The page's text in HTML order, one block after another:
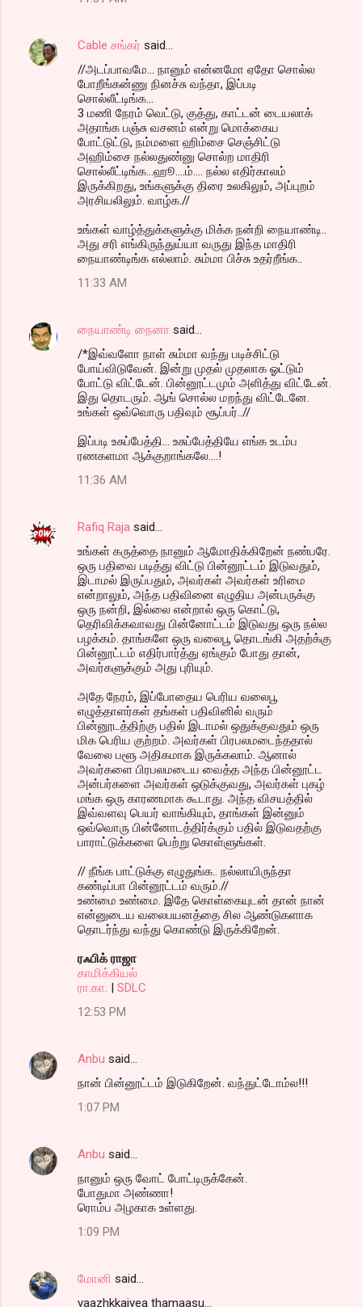
Cable சங்கர் said…
//அடப்பாவமே... நானும் என்னமோ ஏதோ சொல்ல
போறீங்கன்ணு நினச்சு வந்தா, இப்படி
சொல்லீட்டிங்க...
3 மணி நேரம் வெட்டு, குத்து, காட்டன் டையலாக்
அதாங்க பஞ்சு வசனம் என்று மொக்கைய
போட்டுட்டு, நம்மளை ஹிம்சை செஞ்சிட்டு
அஹிம்சை நல்லதுண்னு சொல்ற மாதிரி
சொல்லீட்டிங்க...ஹூ....ம்.... நல்ல எதிர்காலம்
இருக்கிறது, உங்களுக்கு திரை உலகிலும், அப்புறம்
அரசியலிலும். வாழ்க.//
உங்கள் வாழ்த்துக்களுக்கு மிக்க நன்றி நையாண்டி..
அது சரி எங்கிருந்துய்யா வருது இந்த மாதிரி
நையாண்டிங்க எல்லாம். சும்மா பிச்சு உதர்றீங்க..
11:33 AM
நையாண்டி நைனா said…
/*இவ்வளோ நாள் சும்மா வந்து படிச்சிட்டு
போய்விடுவேன். இன்று முதல் முதலாக ஓட்டும்
போட்டு விட்டேன். பின்னூட்டமும் அளித்து விட்டேன்.
இது தொடரும். ஆங் சொல்ல மறந்து விட்டேனே.
உங்கள் ஒவ்வொரு பதிவும் சூப்பர்..//
இப்படி உசுப்பேத்தி... உசுப்பேத்தியே எங்க உடம்ப
ரணகளமா ஆக்குறாங்கலே....!
11:36 AM
Rafiq Raja said…
உங்கள் கருத்தை நானும் ஆமோதிக்கிறேன் நண்பரே.
ஒரு பதிவை படித்து விட்டு பின்னூட்டம் இடுவதும்,
இடாமல் இருப்பதும், அவர்கள் அவர்கள் உரிமை
என்றாலும், அந்த பதிவினை எழுதிய அன்பருக்கு
ஒரு நன்றி, இல்லை என்றால் ஒரு கொட்டு,
தெரிவிக்கவாவது பின்னோட்டம் இடுவது ஒரு நல்ல
பழக்கம். தாங்களே ஒரு வலைபூ தொடங்கி அதற்க்கு
பின்னூட்டம் எதிர்பார்த்து ஏங்கும் போது தான்,
அவர்களுக்கும் அது புரியும்.
அதே நேரம், இப்போதைய பெரிய வலைபூ
எழுத்தாளர்கள் தங்கள் பதிவினில் வரும்
பின்னூடத்திற்கு பதில் இடாமல் ஒதுக்குவதும் ஒரு
மிக பெரிய குற்றம். அவர்கள் பிரபலமடைந்ததால்
வேலை பளூ அதிகமாக இருக்கலாம். ஆனால்
அவர்களை பிரபலமடைய வைத்த அந்த பின்னூட்ட
அன்பர்களை அவர்கள் ஒடுக்குவது, அவர்கள் புகழ்
மங்க ஒரு காரணமாக கூடாது. அந்த விசயத்தில்
இவ்வளவு பெயர் வாங்கியும், தாங்கள் இன்னும்
ஒவ்வொரு பின்னோடத்திர்க்கும் பதில் இடுவதற்கு
பாராட்டுக்களை பெற்று கொள்ளுங்கள்.
// நீங்க பாட்டுக்கு எழுதுங்க.. நல்லாயிருந்தா
கண்டிப்பா பின்னூட்டம் வரும்.//
உண்மை உண்மை. இதே கொள்கையுடன் தான் நான்
என்னுடைய வலைபயனத்தை சில ஆண்டுகளாக
தொடர்ந்து வந்து கொண்டு இருக்கிறேன்.
ரஃபிக் ராஜா
காமிக்கியல்
ரா.கா. | SDLC
12:53 PM
Anbu said…
நான் பின்னூட்டம் இடுகிறேன். வந்துட்டோம்ல!!!
1:07 PM
Anbu said…
நானும் ஒரு வோட் போட்டிருக்கேன்.
போதுமா அண்ணா!
ரொம்ப அழகாக உள்ளது.
1:09 PM
மோனி said…
vaazhkkaiyea thamaasu...